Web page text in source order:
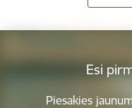
Esi
Piesakies